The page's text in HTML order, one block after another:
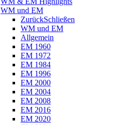
WM und EM
ZurückSchließen
WM und EM
Allgemein
EM 1960
EM 1972
EM 1984
EM 1996
EM 2000
EM 2004
EM 2008
EM 2016
EM 2020